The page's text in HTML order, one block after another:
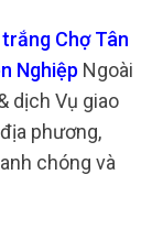
Chợ Tân
Nghiệp Ngoài
dịch Vụ giao
phương,
chóng và